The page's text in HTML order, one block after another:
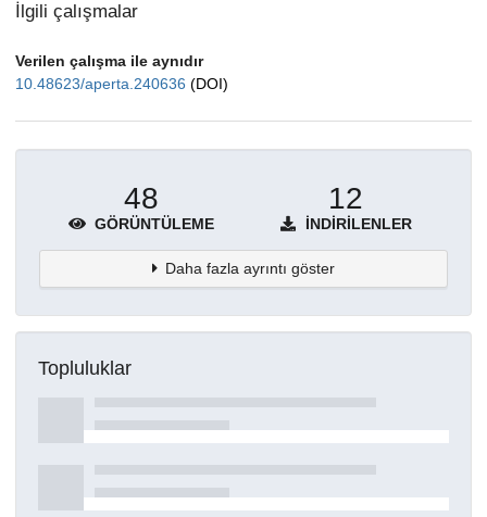
İlgili çalışmalar
Verilen çalışma ile aynıdır
10.48623/aperta.240636 (DOI)
48
GÖRÜNTÜLEME
12
İNDIRILENLER
Daha fazla ayrıntı göster
Topluluklar